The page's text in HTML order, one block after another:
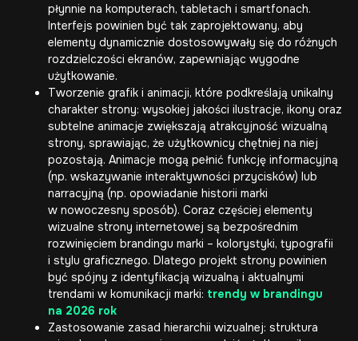
płynnie na komputerach, tabletach i smartfonach.
Interfejs powinien być tak zaprojektowany, aby
elementy dynamicznie dostosowywały się do różnych
rozdzielczości ekranów, zapewniając wygodne
użytkowanie.
Tworzenie grafik i animacji, które podkreślają unikalny
charakter strony: wysokiej jakości ilustracje, ikony oraz
subtelne animacje zwiększają atrakcyjność wizualną
strony, sprawiając, że użytkownicy chętniej na niej
pozostają. Animacje mogą pełnić funkcję informacyjną
(np. wskazywanie interaktywności przycisków) lub
narracyjną (np. opowiadanie historii marki
w nowoczesny sposób). Coraz częściej elementy
wizualne strony internetowej są bezpośrednim
rozwinięciem brandingu marki – kolorystyki, typografii
i stylu graficznego. Dlatego projekt strony powinien
być spójny z identyfikacją wizualną i aktualnymi
trendami w komunikacji marki: trendy w brandingu
na 2026 rok
Zastosowanie zasad hierarchii wizualnej: struktura